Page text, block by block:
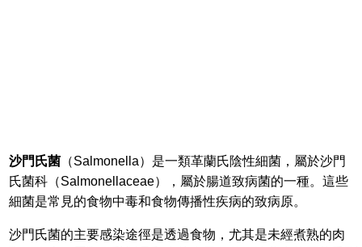
沙門氏菌 （Salmonella）是一類革蘭氏陰性細菌，屬於沙門
氏菌科（Salmonellaceae），屬於腸道致病菌的一種。這些
細菌是常見的食物中毒和食物傳播性疾病的致病原。
沙門氏菌的主要感染途徑是透過食物，尤其是未經煮熟的肉